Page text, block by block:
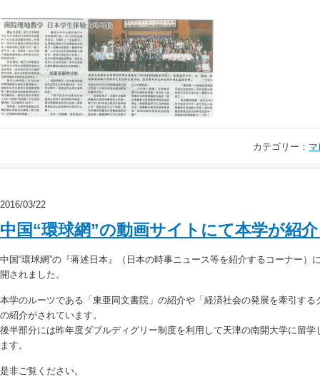
カテゴリー：
2016/03/22
中国“環球網”の動画サイトにて本学が紹
中国“環球網”の『蒋述日本』（日本の時事ニュース等を紹介するコーナー）
開されました。
本学のルーツである「東亜同文書院」の紹介や「経済社会の発展を牽引す
の紹介がされています。
後半部分には昨年度ダブルディグリー制度を利用して天津の南開大学に留
ます。
是非ご覧ください。